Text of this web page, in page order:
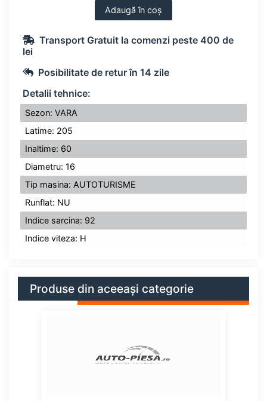
Adaugă în coș
Transport Gratuit la comenzi peste 400 de
lei
Posibilitate de retur în 14 zile
Detalii tehnice:
Sezon: VARA
Latime: 205
Inaltime: 60
Diametru: 16
Tip masina: AUTOTURISME
Runflat: NU
Indice sarcina: 92
Indice viteza: H
Produse din aceeași categorie